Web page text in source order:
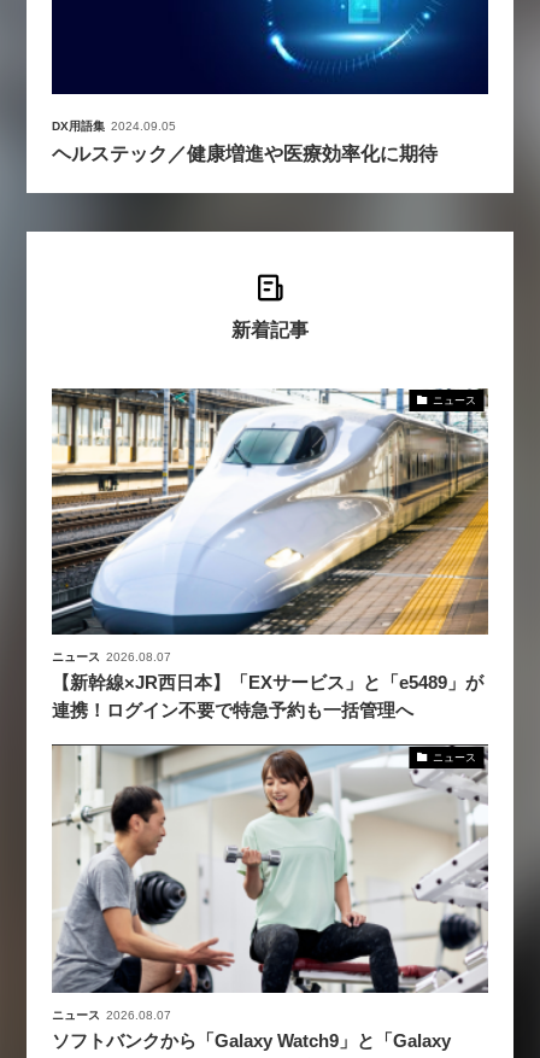
DX用語集 2024.09.05
ヘルステック／健康増進や医療効率化に期待
新着記事
ニュース
ニュース 2026.08.07
【新幹線×JR西日本】「EXサービス」と「e5489」が
連携！ログイン不要で特急予約も一括管理へ
ニュース
ニュース 2026.08.07
ソフトバンクから「Galaxy Watch9」と「Galaxy